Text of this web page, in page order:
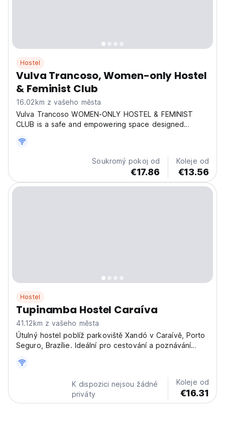
Hostel
Vulva Trancoso, Women-only Hostel
& Feminist Club
16.02km z vašeho města
Vulva Trancoso WOMEN-ONLY HOSTEL & FEMINIST
CLUB is a safe and empowering space designed
Trancoso. Here you are goddesses — welcome to the
Olimpo. We offer two internet providers, strong Wi-Fi
Soukromý pokoj od
€17.86
Koleje od
€13.56
Hostel
Tupinamba Hostel Caraíva
41.12km z vašeho města
Útulný hostel poblíž parkoviště Xandó v Caraívě, Porto
Seguro, Brazílie. Ideální pro cestování a poznávání
from original language)
K dispozici nejsou žádné
priváty
Koleje od
€16.31